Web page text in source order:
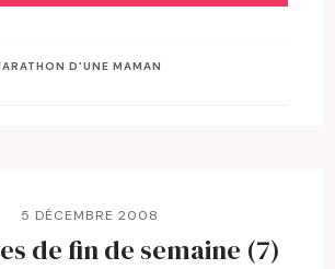
D'UNE MAMAN
5 DÉCEMBRE 2008
de fin de semaine (7)